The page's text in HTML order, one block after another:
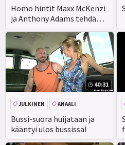
Homo hintit Maxx McKenzi
ja Anthony Adams tehdä
ulos ja vittu
ISO KULLI
40:31
Bussi-suora huijataan ja
kääntyi ulos bussissa!
JULKINEN ANAALI